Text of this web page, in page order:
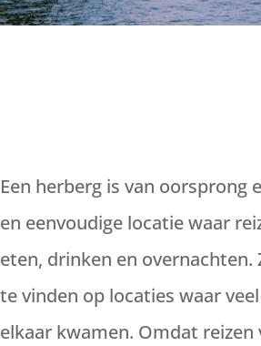
Een herberg is van oorsprong
en eenvoudige locatie waar
eten, drinken en overnachten.
te vinden op locaties waar
elkaar kwamen. Omdat reizen